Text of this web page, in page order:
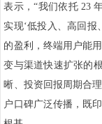
表示，“我们依托 23
实现‘低投入、高回报
的盈利，终端用户能
变与渠道快速扩张的
晰、投资回报周期合
户口碑广泛传播，既